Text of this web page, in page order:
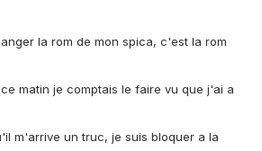
la rom de mon spica, c'est la rom
matin je comptais le faire vu que j'ai a
m'arrive un truc, je suis bloquer a la